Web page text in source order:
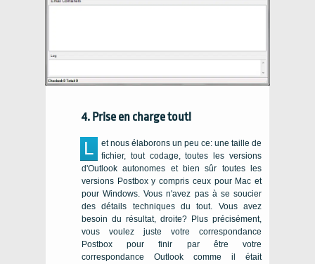
4. Prise en charge tout!
L
et nous élaborons un peu ce: une taille de
fichier, tout codage, toutes les versions
d'Outlook autonomes et bien sûr toutes les
versions Postbox y compris ceux pour Mac et
pour Windows. Vous n'avez pas à se soucier
des détails techniques du tout. Vous avez
besoin du résultat, droite? Plus précisément,
vous voulez juste votre correspondance
Postbox pour finir par être votre
correspondance Outlook comme il était